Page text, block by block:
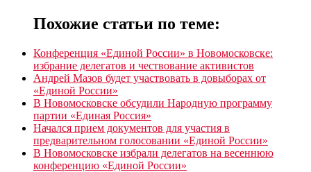
Похожие статьи по теме:
Конференция «Единой России» в Новомосковске:
избрание делегатов и чествование активистов
Андрей Мазов будет участвовать в довыборах от
«Единой России»
В Новомосковске обсудили Народную программу
партии «Единая Россия»
Начался прием документов для участия в
предварительном голосовании «Единой России»
В Новомосковске избрали делегатов на весеннюю
конференцию «Единой России»